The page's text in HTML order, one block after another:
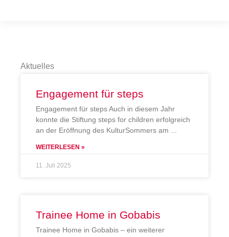
Aktuelles
Engagement für steps
Engagement für steps Auch in diesem Jahr
konnte die Stiftung steps for children erfolgreich
an der Eröffnung des KulturSommers am
WEITERLESEN »
11. Juli 2025
Trainee Home in Gobabis
Trainee Home in Gobabis – ein weiterer